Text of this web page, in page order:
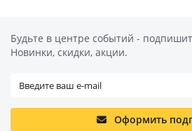
Будьте в центре событий -
Новинки, скидки, акции.
Оформить